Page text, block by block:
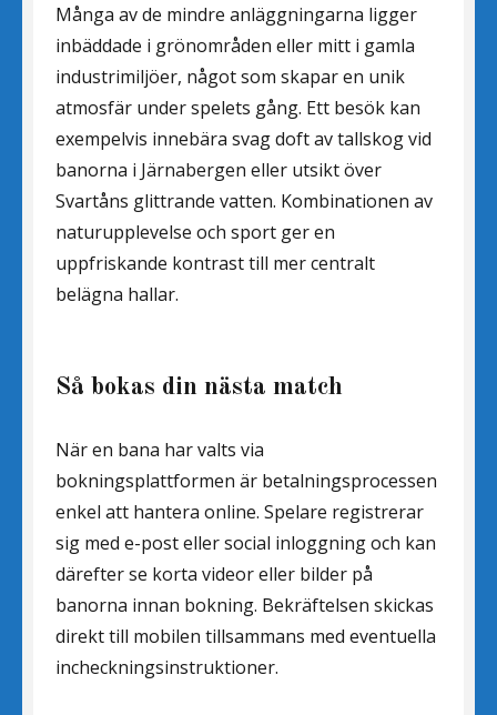
Många av de mindre anläggningarna ligger
inbäddade i grönområden eller mitt i gamla
industrimiljöer, något som skapar en unik
atmosfär under spelets gång. Ett besök kan
exempelvis innebära svag doft av tallskog vid
banorna i Järnabergen eller utsikt över
Svartåns glittrande vatten. Kombinationen av
naturupplevelse och sport ger en
uppfriskande kontrast till mer centralt
belägna hallar.
Så bokas din nästa match
När en bana har valts via
bokningsplattformen är betalningsprocessen
enkel att hantera online. Spelare registrerar
sig med e-post eller social inloggning och kan
därefter se korta videor eller bilder på
banorna innan bokning. Bekräftelsen skickas
direkt till mobilen tillsammans med eventuella
incheckningsinstruktioner.